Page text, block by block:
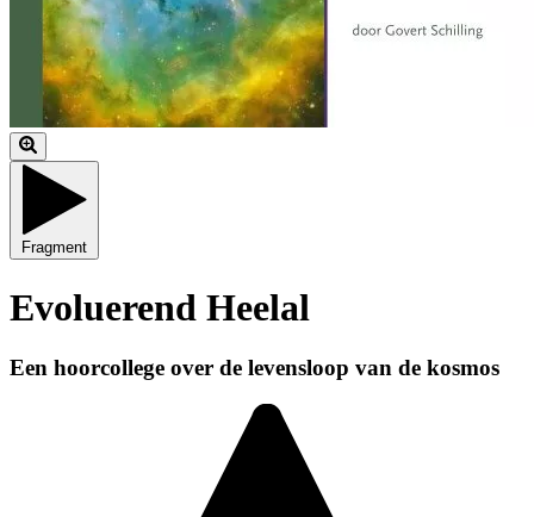
Fragment
Evoluerend Heelal
Een hoorcollege over de levensloop van de kosmos